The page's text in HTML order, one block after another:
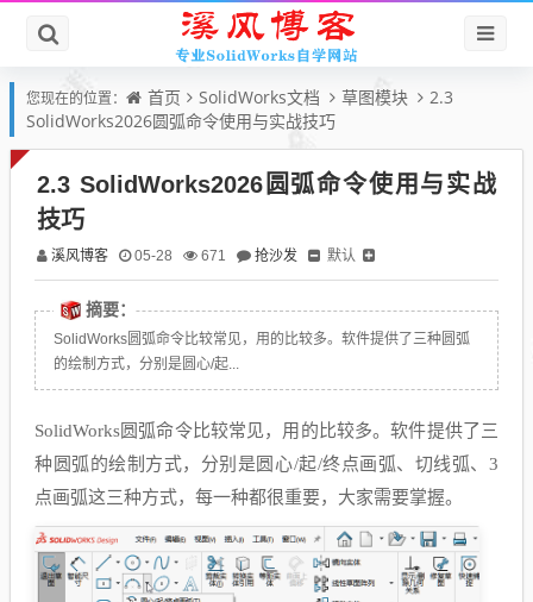
您现在的位置： 首页 SolidWorks文档 草图模块
2.3
SolidWorks2026圆弧命令使用与实战技巧
2.3 SolidWorks2026圆弧命令使用与实战
技巧
溪风博客 05-28 671 抢沙发 默认
摘要：
SolidWorks圆弧命令比较常见，用的比较多。软件提供了三种圆弧
的绘制方式，分别是圆心/起...
SolidWorks圆弧命令比较常见，用的比较多。软件提供了三
种圆弧的绘制方式，分别是圆心/起/终点画弧、切线弧、3
点画弧这三种方式，每一种都很重要，大家需要掌握。